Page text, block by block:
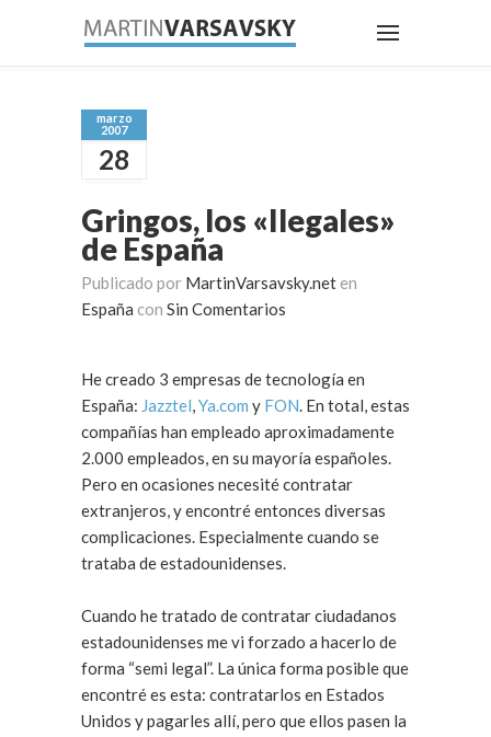
marzo
2007
28
Gringos, los «Ilegales»
de España
Publicado por MartinVarsavsky.net en
España con Sin Comentarios
He creado 3 empresas de tecnología en
España: Jazztel,Ya.com y FON. En total, estas
compañías han empleado aproximadamente
2.000 empleados, en su mayoría españoles.
Pero en ocasiones necesité contratar
extranjeros, y encontré entonces diversas
complicaciones. Especialmente cuando se
trataba de estadounidenses.
Cuando he tratado de contratar ciudadanos
estadounidenses me vi forzado a hacerlo de
forma “semi legal”. La única forma posible que
encontré es esta: contratarlos en Estados
Unidos y pagarles allí, pero que ellos pasen la